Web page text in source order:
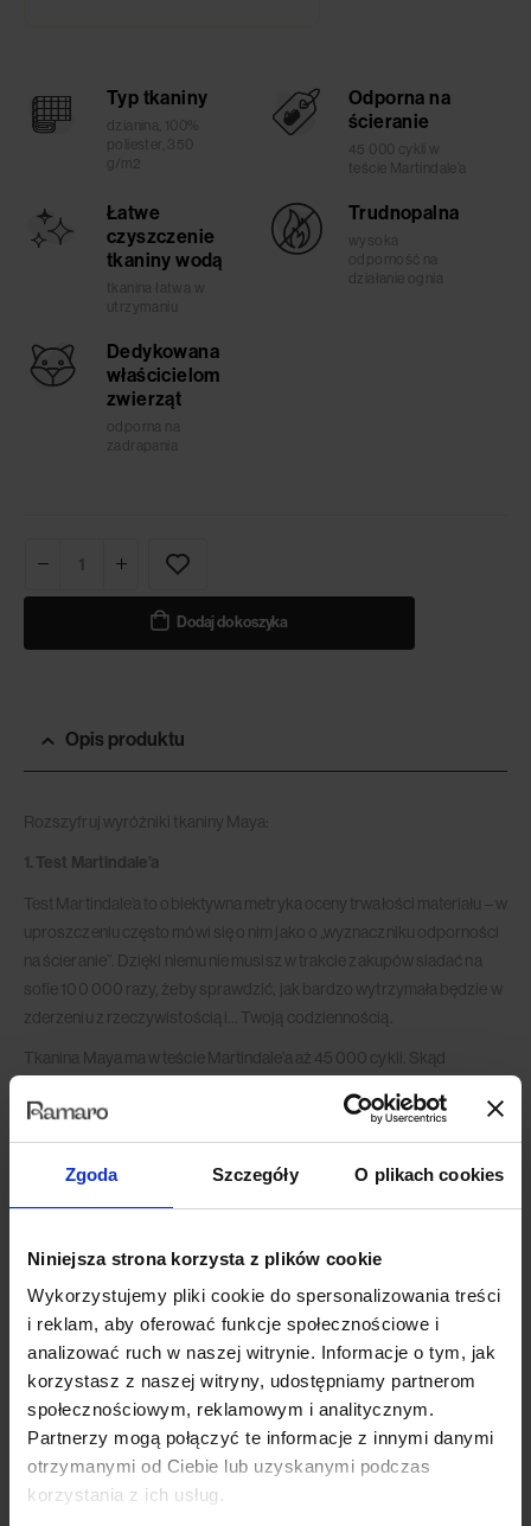
Zgoda Szczegóły O plikach cookies
Niniejsza strona korzysta z plików cookie
Wykorzystujemy pliki cookie do spersonalizowania treści
i reklam, aby oferować funkcje społecznościowe i
analizować ruch w naszej witrynie. Informacje o tym, jak
korzystasz z naszej witryny, udostępniamy partnerom
społecznościowym, reklamowym i analitycznym.
Partnerzy mogą połączyć te informacje z innymi danymi
otrzymanymi od Ciebie lub uzyskanymi podczas
korzystania z ich usług.
Typ tkaniny
dzianina, 100%
poliester, 350
g/m2
Odporna na
ścieranie
45 000 cykli w
teście Martindale’a
Łatwe
czyszczenie
tkaniny wodą
tkanina łatwa w
utrzymaniu
Trudnopalna
wysoka
odporność na
działanie ognia
Dedykowana
właścicielom
zwierząt
odporna na
zadrapania
Dodaj do koszyka
Opis produktu
Rozszyfruj wyróżniki tkaniny Maya:
1. Test Martindale’a
Test Martindale’a to obiektywna metryka oceny trwałości materiału – w
uproszczeniu często mówi się o nim jako o „wyznaczniku odporności
na ścieranie”. Dzięki niemu nie musisz w trakcie zakupów siadać na
sofie 100 000 razy, żeby sprawdzić, jak bardzo wytrzymała będzie w
zderzeniu z rzeczywistością i… Twoją codziennością.
Tkanina Maya ma w teście Martindale’a aż 45 000 cykli. Skąd
materiały tapicerskie, które można już śmiało nazywać solidnymi,
wytrzymują 10.000 cykli. Lepsze materiały, które mają posłużyć
przez lata (albo sprawdzić się w tak tłumnie odwiedzanych miejscach,
2. Gramatura i grubość materiału
Czy gramatura im wyższa, tym gęstsza, a dzięki temu mocniejsza? I
tak – i nie. Wszystko zależy od konkretnego materiału. Nowoczesne
technologie pozwalają dziś uzyskać materiał cienki i delikatny, a
jednocześnie bardzo trwały. Dlatego gramaturę tkaniny podaje się już
głównie dla oddania jej charakteru, a wyznacznikiem trwałości
materiału stał się test i cykle Martindale’a – o którym już wszystko
wiesz.